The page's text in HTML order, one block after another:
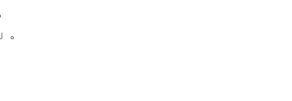
。